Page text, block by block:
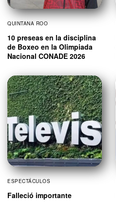
QUINTANA ROO
10 preseas en la disciplina
de Boxeo en la Olimpiada
Nacional CONADE 2026
ESPECTÁCULOS
Falleció importante